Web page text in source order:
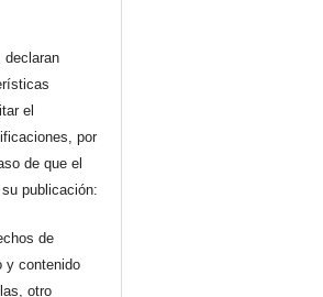
declaran
el
por
de que el
publicación:
de
y contenido
otro